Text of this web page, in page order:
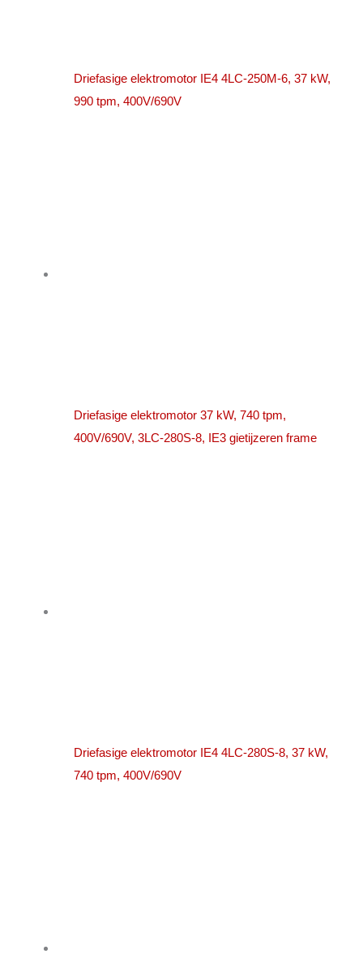
Driefasige elektromotor IE4 4LC-250M-6, 37 kW,
990 tpm, 400V/690V
Driefasige elektromotor 37 kW, 740 tpm,
400V/690V, 3LC-280S-8, IE3 gietijzeren frame
Driefasige elektromotor IE4 4LC-280S-8, 37 kW,
740 tpm, 400V/690V